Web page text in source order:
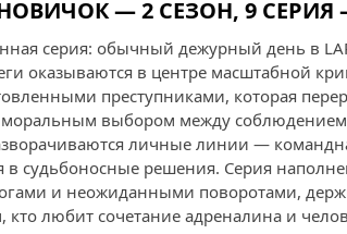
— 2 СЕЗОН, 9
серия: обычный дежурный день в
оказываются в центре масштабной
преступниками, которая
выбором между соблюдением
личные линии —
судьбоносные решения. Серия
и неожиданными поворотами,
кто любит сочетание адреналина и